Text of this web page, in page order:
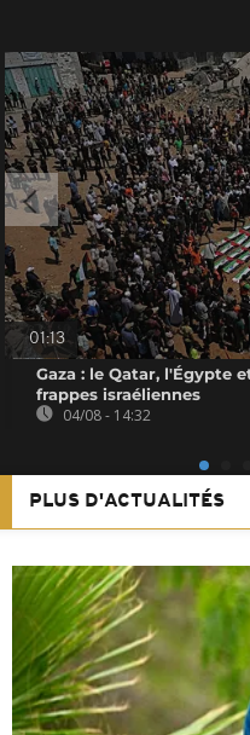
01:13
Gaza : le Qatar, l'Égypte
frappes israéliennes
04/08 - 14:32
PLUS D'ACTUALITÉS